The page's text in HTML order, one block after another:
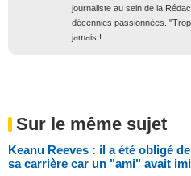
journaliste au sein de la
décennies passionnées.
jamais !
Sur le même sujet
Keanu Reeves : il a été obligé
sa carrière car un "ami" avait